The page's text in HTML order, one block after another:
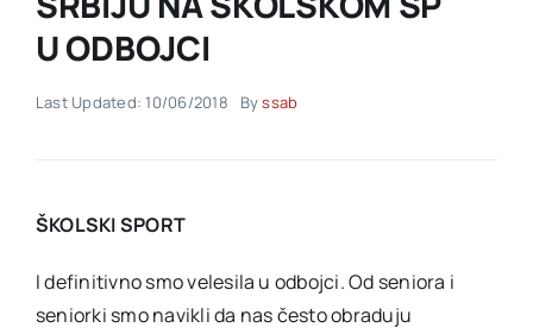
Akti SSAB
U ODBOJCI
Last Updated: 10/06/2018 Byssab
ŠKOLSKI SPORT
I definitivno smo velesila u odbojci. Od seniora i
seniorki smo navikli da nas često obraduju